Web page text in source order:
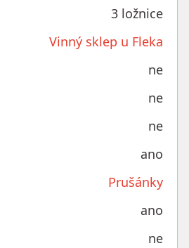
3 ložnice
Vinný sklep u Fleka
ne
ne
ne
ano
Prušánky
ano
ne